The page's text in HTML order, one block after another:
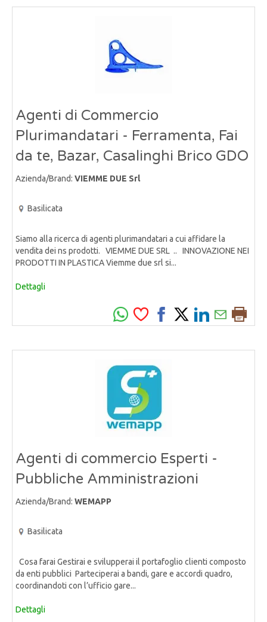
Agenti di Commercio
Plurimandatari - Ferramenta, Fai
da te, Bazar, Casalinghi Brico GDO
Azienda/Brand: VIEMME DUE Srl
Basilicata
Siamo alla ricerca di agenti plurimandatari a cui affidare la
vendita dei ns prodotti. VIEMME DUE SRL .. INNOVAZIONE NEI
PRODOTTI IN PLASTICA Viemme due srl si...
Dettagli
Agenti di commercio Esperti -
Pubbliche Amministrazioni
Azienda/Brand: WEMAPP
Basilicata
Cosa farai Gestirai e svilupperai il portafoglio clienti composto
da enti pubblici Parteciperai a bandi, gare e accordi quadro,
coordinandoti con l’ufficio gare...
Dettagli